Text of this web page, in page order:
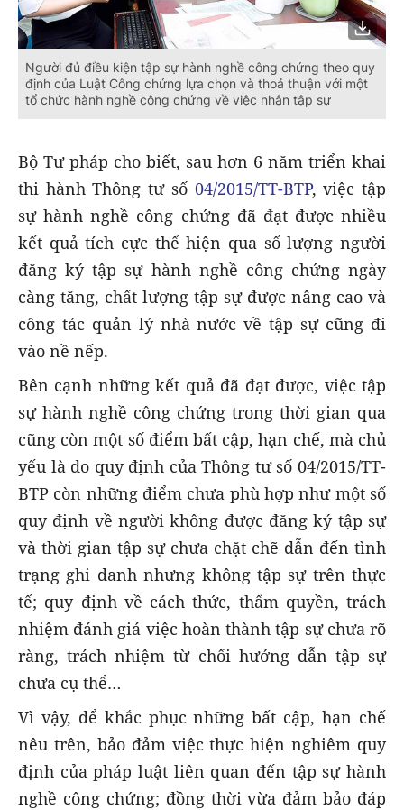
Người đủ điều kiện tập sự hành nghề công chứng theo quy
định của Luật Công chứng lựa chọn và thoả thuận với một
tổ chức hành nghề công chứng về việc nhận tập sự
Bộ Tư pháp cho biết, sau hơn 6 năm triển khai
thi hành Thông tư số 04/2015/TT-BTP, việc tập
sự hành nghề công chứng đã đạt được nhiều
kết quả tích cực thể hiện qua số lượng người
đăng ký tập sự hành nghề công chứng ngày
càng tăng, chất lượng tập sự được nâng cao và
công tác quản lý nhà nước về tập sự cũng đi
vào nề nếp.
Bên cạnh những kết quả đã đạt được, việc tập
sự hành nghề công chứng trong thời gian qua
cũng còn một số điểm bất cập, hạn chế, mà chủ
yếu là do quy định của Thông tư số 04/2015/TT-
BTP còn những điểm chưa phù hợp như một số
quy định về người không được đăng ký tập sự
và thời gian tập sự chưa chặt chẽ dẫn đến tình
trạng ghi danh nhưng không tập sự trên thực
tế; quy định về cách thức, thẩm quyền, trách
nhiệm đánh giá việc hoàn thành tập sự chưa rõ
ràng, trách nhiệm từ chối hướng dẫn tập sự
chưa cụ thể…
Vì vậy, để khắc phục những bất cập, hạn chế
nêu trên, bảo đảm việc thực hiện nghiêm quy
định của pháp luật liên quan đến tập sự hành
nghề công chứng; đồng thời vừa đảm bảo đáp